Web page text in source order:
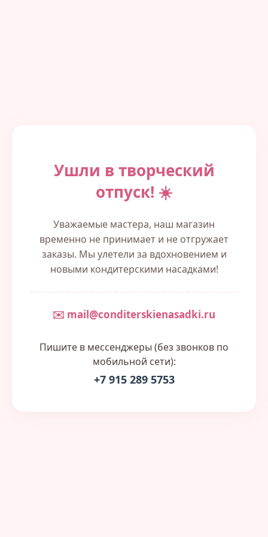
Ушли в творческий
отпуск! ☀️
Уважаемые мастера, наш магазин
временно не принимает и не отгружает
заказы. Мы улетели за вдохновением и
новыми кондитерскими насадками!
✉️ mail@conditerskienasadki.ru
Пишите в мессенджеры (без звонков по
мобильной сети):
+7 915 289 5753